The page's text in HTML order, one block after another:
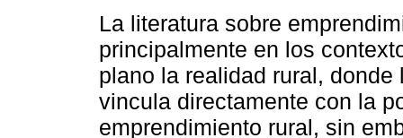
La literatura sobre
principalmente en los
plano la realidad rural,
vincula directamente con la
emprendimiento rural, sin